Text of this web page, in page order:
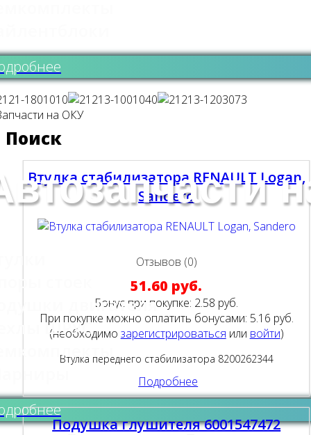
стоек
двигателя
ШРУС
Поиск
Втулка стабилизатора RENAULT Logan,
Sandero
Отзывов (0)
51.60 руб.
Бонус при покупке: 2.58 руб.
При покупке можно оплатить бонусами: 5.16 руб.
(необходимо зарегистрироваться или войти)
Втулка переднего стабилизатора 8200262344
Подробнее
Подушка глушителя 6001547472